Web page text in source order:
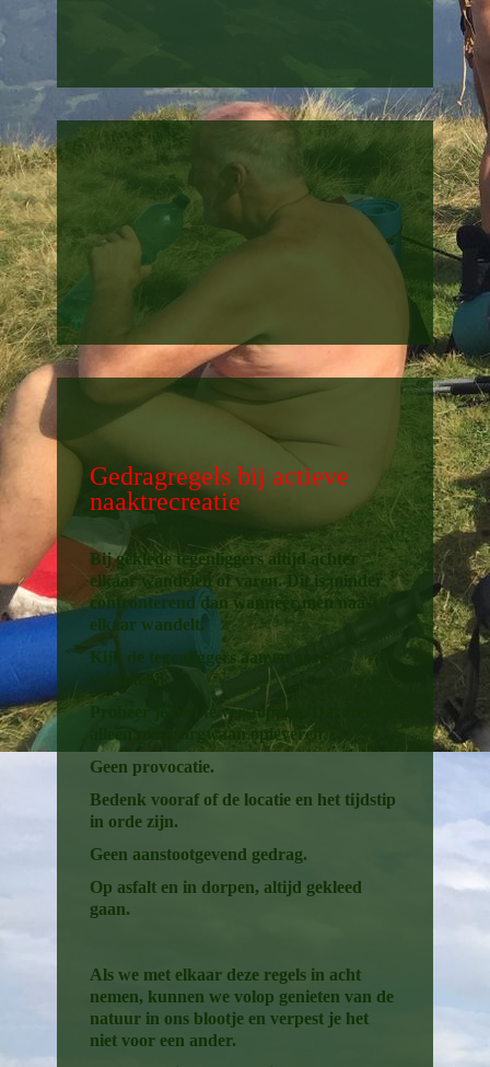
Gedragregels bij actieve
naaktrecreatie
Bij geklede tegenliggers altijd achter
elkaar wandelen of varen. Dit is minder
confronterend dan wanneer men naast
elkaar wandelt.
Kijk de tegenliggers aan en groet
vriendelijk
Probeer je niet te verstoppen. Dat zou
alleen maar argwaan opleveren.
Geen provocatie.
Bedenk vooraf of de locatie en het tijdstip
in orde zijn.
Geen aanstootgevend gedrag.
Op asfalt en in dorpen, altijd gekleed
gaan.
Als we met elkaar deze regels in acht
nemen, kunnen we volop genieten van de
natuur in ons blootje en verpest je het
niet voor een ander.